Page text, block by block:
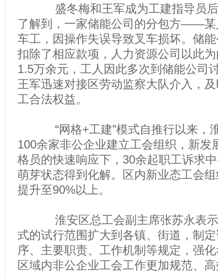
盛冬梅和王军成为工建指导员后
了解到，一家储能公司的分包方——某
车工，因操作失误导致叉车损坏。储
扣除了相应款项，人力资源公司以此
1.5万余元，工人因此多次到储能公司
王军迅速对接区劳动监察大队介入，
工合法权益。
“网格+工建”模式自推行以来，淮
100余家非公企业建立工会组织，新发
格员的快速响应下，30余起职工诉求
萌芽状态得到化解。区内新业态工会
提升至90%以上。
淮安区总工会副主席张苏永表示
式的试行范围扩大到各镇、街道，制
序、主要职责、工作机制等规定，强
区域内非公企业工会工作更加规范、